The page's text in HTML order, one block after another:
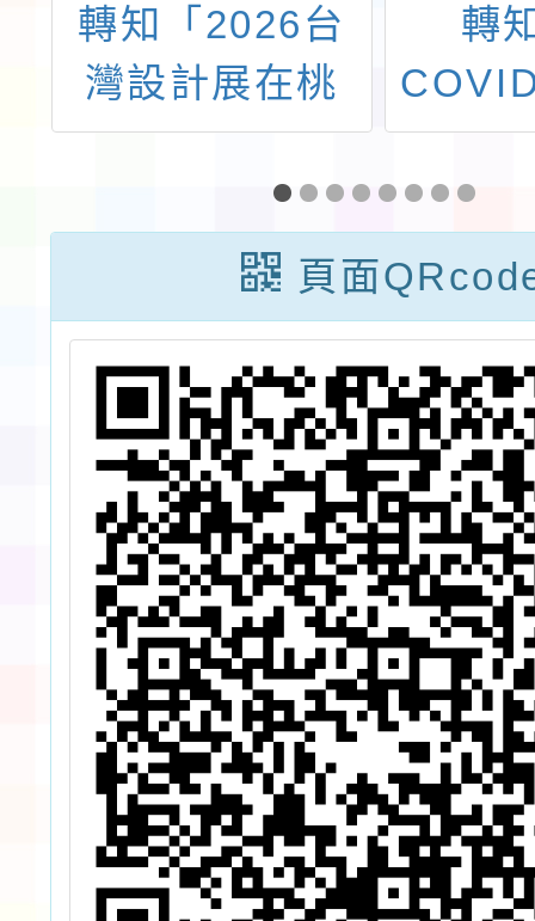
轉知「2026台
灣設計展在桃
園」活動主視覺
及主題角色延伸
應用規範文件檔
案一份，請查
照。
轉
合約
診時
113
疫苗
頁面